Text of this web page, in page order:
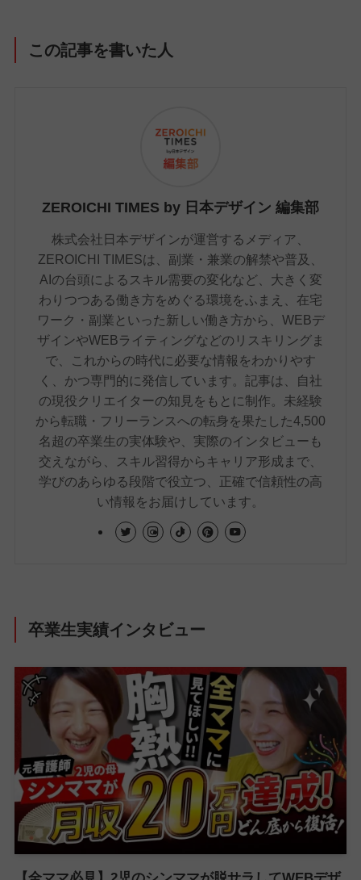
この記事を書いた人
ZEROICHI TIMES by 日本デザイン 編集部
株式会社日本デザインが運営するメディア、
ZEROICHI TIMESは、副業・兼業の解禁や普及、
AIの台頭によるスキル需要の変化など、大きく変
わりつつある働き方をめぐる環境をふまえ、在宅
ワーク・副業といった新しい働き方から、WEBデ
ザインやWEBライティングなどのリスキリングま
で、これからの時代に必要な情報をわかりやす
く、かつ専門的に発信しています。記事は、自社
の現役クリエイターの知見をもとに制作。未経験
から転職・フリーランスへの転身を果たした4,500
名超の卒業生の実体験や、実際のインタビューも
交えながら、スキル習得からキャリア形成まで、
学びのあらゆる段階で役立つ、正確で信頼性の高
い情報をお届けしています。
卒業生実績インタビュー